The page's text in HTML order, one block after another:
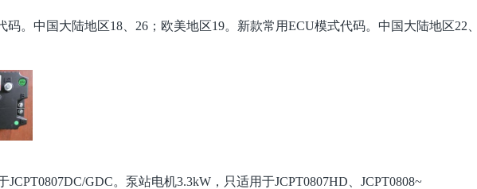
。中国大陆地区18、26；欧美地区19。新款常用ECU模式代码。中国大陆地区22、
JCPT0807DC/GDC。泵站电机3.3kW，只适用于JCPT0807HD、JCPT0808~